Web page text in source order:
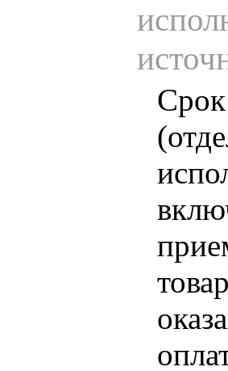
Срок